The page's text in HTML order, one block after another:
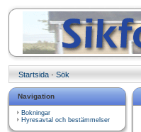
Startsida · Sök
Navigation
Bokningar
Hyresavtal och bestämmelser